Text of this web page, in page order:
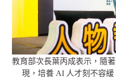
教育部次長葉丙成表示，隨
現，培養 AI 人才刻不容緩